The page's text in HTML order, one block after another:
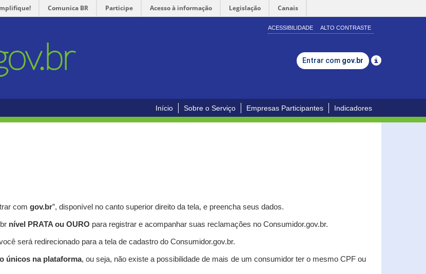
Comunica BR Participe Acesso à informação Legislação Canais
ACESSIBILIDADE ALTO CONTRASTE
Entrar com gov.br
Início Sobre o Serviço Empresas Participantes Indicadores
com gov.br”, disponível no canto superior direito da tela, e preencha seus dados.
nível PRATA ou OURO para registrar e acompanhar suas reclamações no Consumidor.gov.br.
será redirecionado para a tela de cadastro do Consumidor.gov.br.
únicos na plataforma, ou seja, não existe a possibilidade de mais de um consumidor ter o mesmo CPF ou